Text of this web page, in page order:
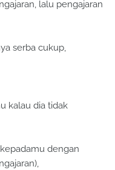
lalu pengajaran
serba cukup,
kalau dia tidak
dengan